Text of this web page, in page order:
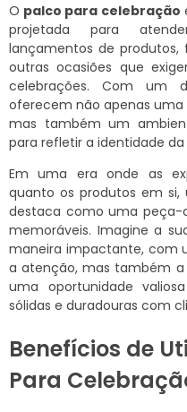
O palco para celebração
projetada para
lançamentos de
outras ocasiões que
celebrações. Com um
oferecem não apenas
mas também um
para refletir a identidade
Em uma era onde as
quanto os produtos em si,
destaca como uma peça-
memoráveis. Imagine a
maneira impactante, com
a atenção, mas também a
uma oportunidade
sólidas e duradouras com
Benefícios de
Para